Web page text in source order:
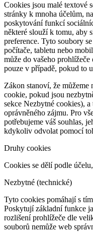
Cookies jsou malé textové
stránky k mnoha účelům,
poskytování funkcí
některé slouží k tomu, aby
preference. Tyto soubory
počítače, tabletu nebo
může do vašeho
pouze v případě, pokud to
Zákon stanoví, že můžeme
cookie, pokud jsou
sekce Nezbytné cookies), a
oprávněného zájmu. Pro
potřebujeme váš souhlas,
kdykoliv odvolat pomocí
Druhy cookies
Cookies se dělí podle
Nezbytné (technické)
Tyto cookies pomáhají s
Poskytují základní funkce
rozlišení prohlížeče dle
souborů nemůže web